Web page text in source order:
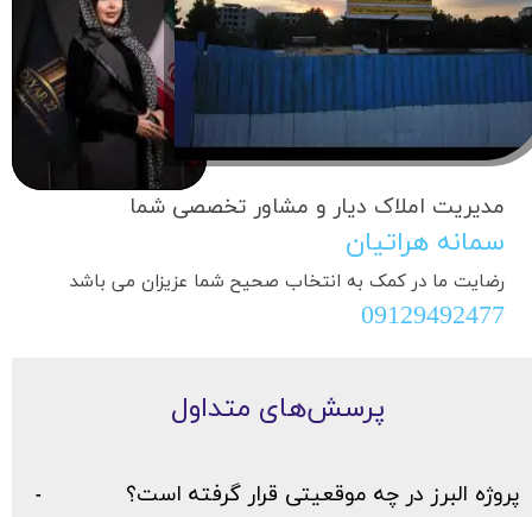
البرز
مدیریت املاک دیار و مشاور تخصصی شما
سمانه هراتیان
رضایت ما در کمک به انتخاب صحیح شما عزیزان می باشد
​​​​​​​09129492477
پرسش‌های متداول
پروژه البرز در چه موقعیتی قرار گرفته است؟